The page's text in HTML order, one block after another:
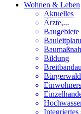
Wohnen & Leben
Aktuelles
Ärzte,...
Baugebiete
Bildung
Bürgerwald